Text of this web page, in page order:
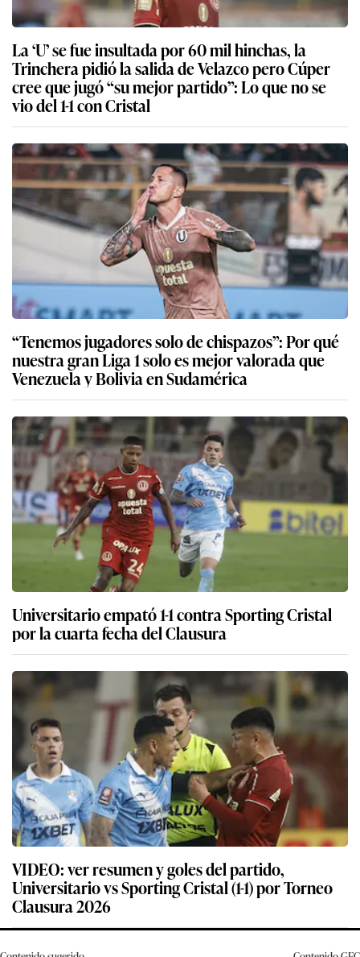
La ‘U’ se fue insultada por 60 mil hinchas, la
Trinchera pidió la salida de Velazco pero Cúper
cree que jugó “su mejor partido”: Lo que no se
vio del 1-1 con Cristal
“Tenemos jugadores solo de chispazos”: Por qué
nuestra gran Liga 1 solo es mejor valorada que
Venezuela y Bolivia en Sudamérica
Universitario empató 1-1 contra Sporting Cristal
por la cuarta fecha del Clausura
VIDEO: ver resumen y goles del partido,
Universitario vs Sporting Cristal (1-1) por Torneo
Clausura 2026